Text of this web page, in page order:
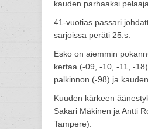
kauden parhaaksi
41-vuotias passari
sarjoissa peräti 25:s.
Esko on aiemmin
kertaa (-09, -10, -11, -
palkinnon (-98) ja
Kuuden kärkeen
Sakari Mäkinen ja Antti
Tampere).